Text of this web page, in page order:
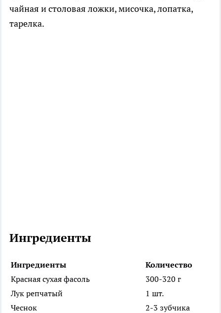
чайная и столовая ложки, мисочка, лопатка,
тарелка.
Ингредиенты
Ингредиенты
Количество
Красная сухая фасоль
300-320 г
Лук репчатый
1 шт.
Чеснок
2-3 зубчика